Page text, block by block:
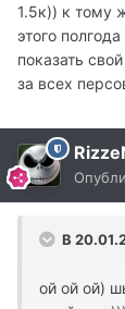
1.5к)) к тому
этого
показать
за всех
В
ой ой ой)